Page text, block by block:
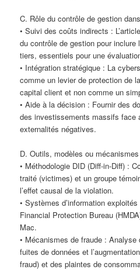
C. Rôle du contrôle de gestion
• Suivi des coûts indirects :
du contrôle de gestion pour
tiers, essentiels pour une
• Intégration stratégique : La
comme un levier de protection de
capital client et non comme un
• Aide à la décision : Fournir des
des investissements massifs face
externalités négatives.
D. Outils, modèles ou
• Méthodologie DID (Diff-in-Diff) :
traité (victimes) et un groupe
l’effet causal de la violation.
• Systèmes d’information
Financial Protection Bureau
Mac.
• Mécanismes de fraude : Analyse
fuites de données et
fraud) et des plaintes de